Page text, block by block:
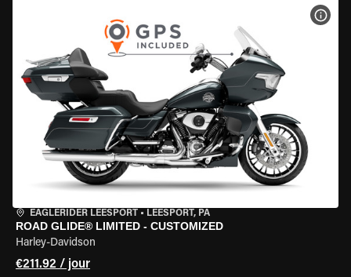
EAGLERIDER LEESPORT • LEESPORT, PA
ROAD GLIDE® LIMITED - CUSTOMIZED
Harley-Davidson
€211.92 / jour